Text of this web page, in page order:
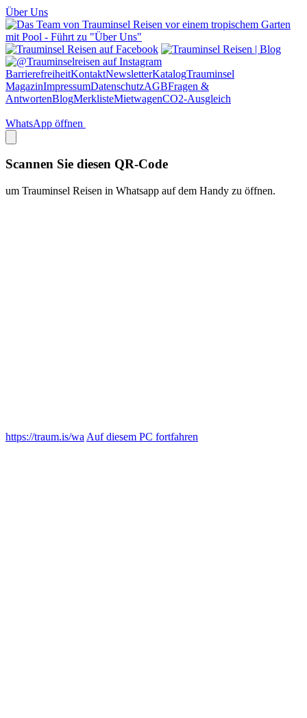
Über Uns
BarrierefreiheitKontaktNewsletterKatalogTrauminsel
MagazinImpressumDatenschutzAGBFragen &
AntwortenBlogMerklisteMietwagenCO2-Ausgleich
WhatsApp öffnen
Scannen Sie diesen QR-Code
um Trauminsel Reisen in Whatsapp auf dem Handy zu öffnen.
https://traum.is/wa Auf diesem PC fortfahren